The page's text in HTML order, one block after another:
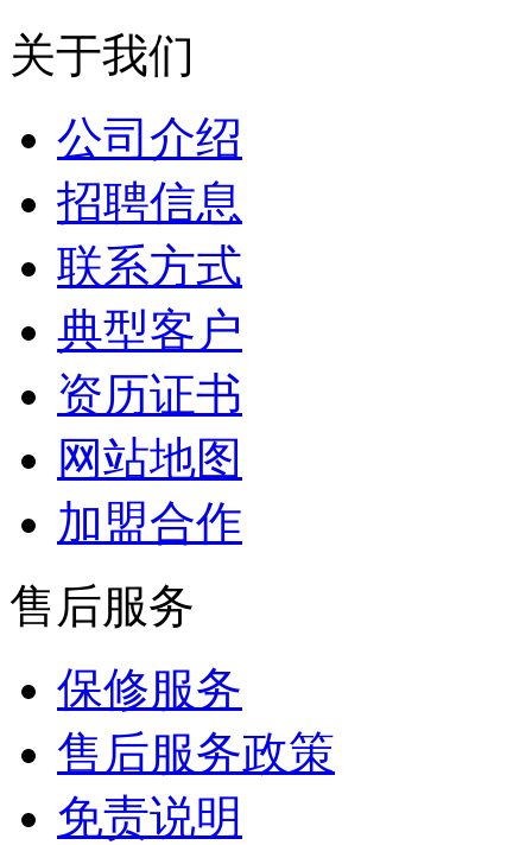
关于我们
公司介绍
招聘信息
联系方式
典型客户
资历证书
网站地图
加盟合作
售后服务
保修服务
售后服务政策
免责说明